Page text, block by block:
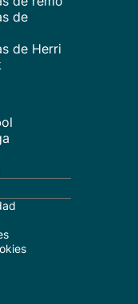
de
de Herri